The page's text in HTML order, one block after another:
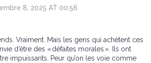
8, 2025 AT 00:56
Vraiment. Mais les gens qui achètent ces
d’être des « défaites morales ». Ils ont
impuissants. Peur qu’on les voie comme